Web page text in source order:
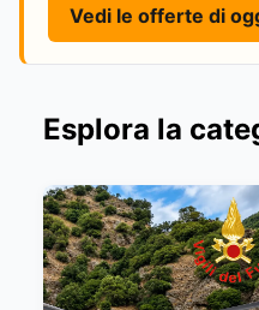
Vedi le offerte di
Esplora la